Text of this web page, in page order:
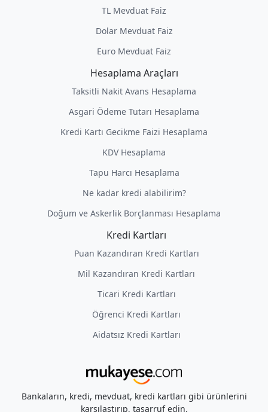
TL Mevduat Faiz
Dolar Mevduat Faiz
Euro Mevduat Faiz
Hesaplama Araçları
Taksitli Nakit Avans Hesaplama
Asgari Ödeme Tutarı Hesaplama
Kredi Kartı Gecikme Faizi Hesaplama
KDV Hesaplama
Tapu Harcı Hesaplama
Ne kadar kredi alabilirim?
Doğum ve Askerlik Borçlanması Hesaplama
Kredi Kartları
Puan Kazandıran Kredi Kartları
Mil Kazandıran Kredi Kartları
Ticari Kredi Kartları
Öğrenci Kredi Kartları
Aidatsız Kredi Kartları
Bankaların, kredi, mevduat, kredi kartları gibi ürünlerini
karşılaştırıp, tasarruf edin.